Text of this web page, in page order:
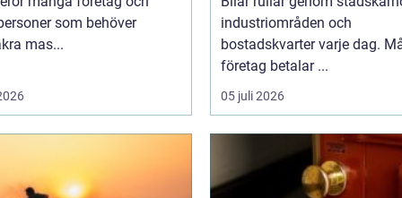
som behöver
mas...
industriområden och
bostadskvarter varje dag.
företag betalar ...
05 juli 2026